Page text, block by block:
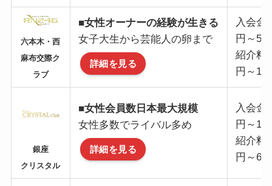
六本木・西
麻布交際ク
ラブ
■女性オーナーの経験が生きる
女子大生から芸能人の卵まで
詳細を見る
入会金
円～50
紹介料
円～10
銀座
クリスタル
■女性会員数日本最大規模
女性多数でライバル多め
詳細を見る
入会金
円～11
紹介料
円～6